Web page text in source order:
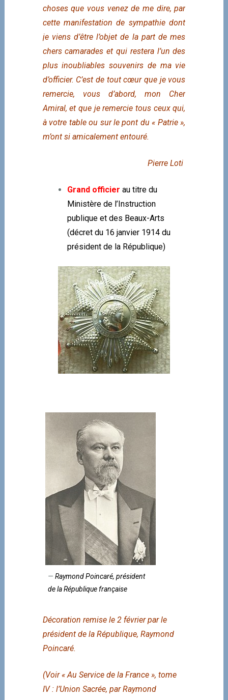
choses que vous venez de me dire, par
cette manifestation de sympathie dont
je viens d’être l’objet de la part de mes
chers camarades et qui restera l’un des
plus inoubliables souvenirs de ma vie
d’officier. C’est de tout cœur que je vous
remercie, vous d’abord, mon Cher
Amiral, et que je remercie tous ceux qui,
à votre table ou sur le pont du « Patrie »,
m’ont si amicalement entouré.
Pierre Loti
Grand officier au titre du
Ministère de l’Instruction
publique et des Beaux-Arts
(décret du 16 janvier 1914 du
président de la République)
Raymond Poincaré, président
de la République française
Décoration remise le 2 février par le
président de la République, Raymond
Poincaré.
(Voir « Au Service de la France », tome
IV : l’Union Sacrée, par Raymond